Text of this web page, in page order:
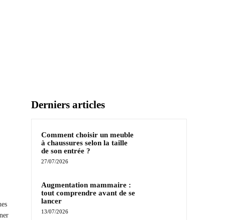
Derniers articles
Comment choisir un meuble
à chaussures selon la taille
de son entrée ?
27/07/2026
Augmentation mammaire :
tout comprendre avant de se
lancer
13/07/2026